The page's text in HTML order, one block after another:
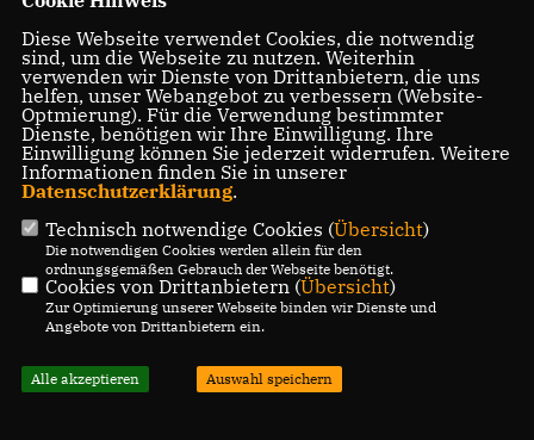
Diese Webseite verwendet Cookies, die notwendig
sind, um die Webseite zu nutzen. Weiterhin
verwenden wir Dienste von Drittanbietern, die uns
helfen, unser Webangebot zu verbessern (Website-
Optmierung). Für die Verwendung bestimmter
Dienste, benötigen wir Ihre Einwilligung. Ihre
Einwilligung können Sie jederzeit widerrufen. Weitere
Informationen finden Sie in unserer
Datenschutzerklärung.
Technisch notwendige Cookies (Übersicht)
Die notwendigen Cookies werden allein für den
ordnungsgemäßen Gebrauch der Webseite benötigt.
Cookies von Drittanbietern (Übersicht)
Zur Optimierung unserer Webseite binden wir Dienste und
Angebote von Drittanbietern ein.
Alle akzeptieren Auswahl speichern